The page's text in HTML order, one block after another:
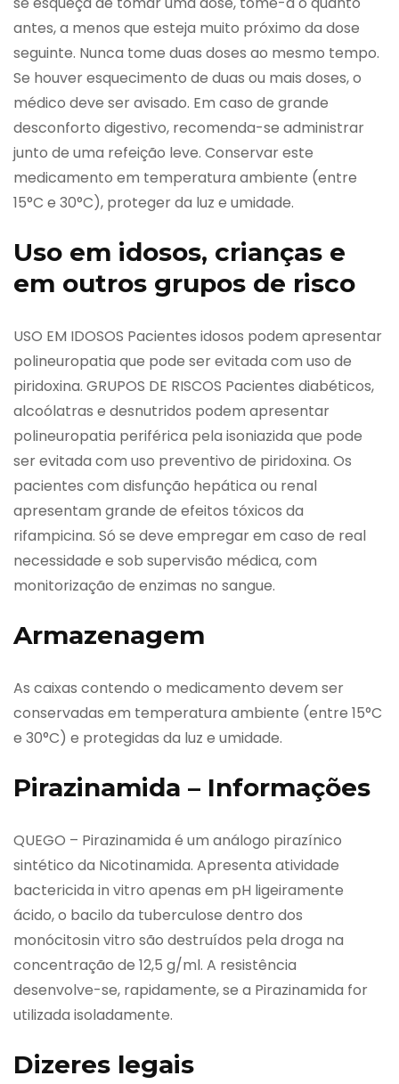
antes, a menos que esteja muito próximo da dose
seguinte. Nunca tome duas doses ao mesmo tempo.
Se houver esquecimento de duas ou mais doses, o
médico deve ser avisado. Em caso de grande
desconforto digestivo, recomenda-se administrar
junto de uma refeição leve. Conservar este
medicamento em temperatura ambiente (entre
15°C e 30°C), proteger da luz e umidade.
Uso em idosos, crianças e
em outros grupos de risco
USO EM IDOSOS Pacientes idosos podem apresentar
polineuropatia que pode ser evitada com uso de
piridoxina. GRUPOS DE RISCOS Pacientes diabéticos,
alcoólatras e desnutridos podem apresentar
polineuropatia periférica pela isoniazida que pode
ser evitada com uso preventivo de piridoxina. Os
pacientes com disfunção hepática ou renal
apresentam grande de efeitos tóxicos da
rifampicina. Só se deve empregar em caso de real
necessidade e sob supervisão médica, com
monitorização de enzimas no sangue.
Armazenagem
As caixas contendo o medicamento devem ser
conservadas em temperatura ambiente (entre 15°C
e 30°C) e protegidas da luz e umidade.
Pirazinamida – Informações
QUEGO – Pirazinamida é um análogo pirazínico
sintético da Nicotinamida. Apresenta atividade
bactericida in vitro apenas em pH ligeiramente
ácido, o bacilo da tuberculose dentro dos
monócitosin vitro são destruídos pela droga na
concentração de 12,5 g/ml. A resistência
desenvolve-se, rapidamente, se a Pirazinamida for
utilizada isoladamente.
Dizeres legais